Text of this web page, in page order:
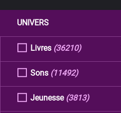
UNIVERS
Livres (36210)
Sons (11492)
Jeunesse (3813)